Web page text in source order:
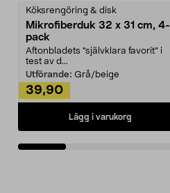
Köksrengöring & disk
Mikrofiberduk 32 x 31 cm, 4-
pack
Aftonbladets "självklara favorit” i
test av d...
Utförande: Grå/beige
39,90
Lägg i varukorg